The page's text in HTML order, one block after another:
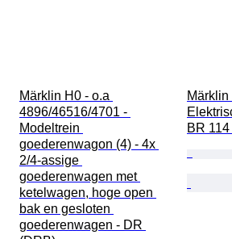
Märklin H0 - o.a
4896/46516/4701 -
Modeltrein
goederenwagon (4) - 4x
2/4-assige
goederenwagen met
ketelwagen, hoge open
bak en gesloten
goederenwagen - DR
BR